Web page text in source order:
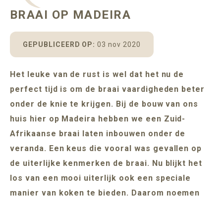
ADULTS ONLY (16+)
BESCHIKBAARHEID
BRAAI OP MADEIRA
GEPUBLICEERD OP:03 nov 2020
Het leuke van de rust is wel dat het nu de
perfect tijd is om de braai vaardigheden beter
onder de knie te krijgen. Bij de bouw van ons
huis hier op Madeira hebben we een Zuid-
Afrikaanse braai laten inbouwen onder de
veranda. Een keus die vooral was gevallen op
de uiterlijke kenmerken de braai. Nu blijkt het
los van een mooi uiterlijk ook een speciale
manier van koken te bieden. Daarom noemen